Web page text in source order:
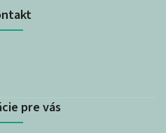
pre vás